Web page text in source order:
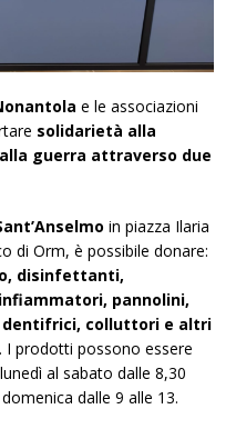
e le associazioni
solidarietà alla
guerra attraverso due
in piazza Ilaria
di Orm, è possibile donare:
disinfettanti,
pannolini,
dentifrici, colluttori e altri
. I prodotti possono essere
al sabato dalle 8,30
dalle 9 alle 13.